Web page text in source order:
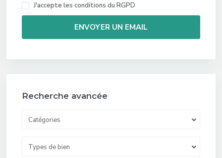
J'accepte les conditions du RGPD
Recherche avancée
Catégories
Types de bien